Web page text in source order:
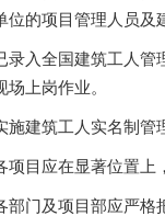
位的项目管理人员及
录入全国建筑工人管
上岗作业。
施建筑工人实名制管
项目应在显著位置上
部门及项目部应严格